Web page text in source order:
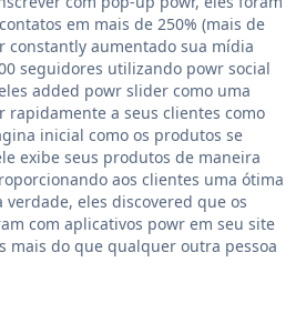
em mais de 250% (mais de
constantly aumentado sua mídia
seguidores utilizando powr social
added powr slider como uma
rapidamente a seus clientes como
inicial como os produtos se
exibe seus produtos de maneira
aos clientes uma ótima
eles discovered que os
com aplicativos powr em seu site
mais do que qualquer outra pessoa